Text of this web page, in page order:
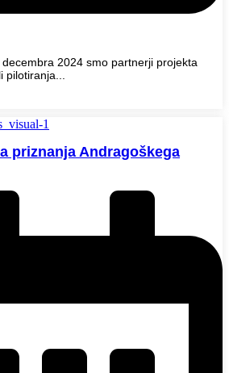
2024 smo partnerji projekta
priznanja Andragoškega